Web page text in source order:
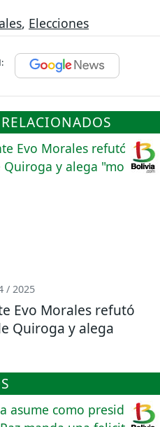
, Elecciones
/ 2025
Evo Morales refutó
Quiroga y alega